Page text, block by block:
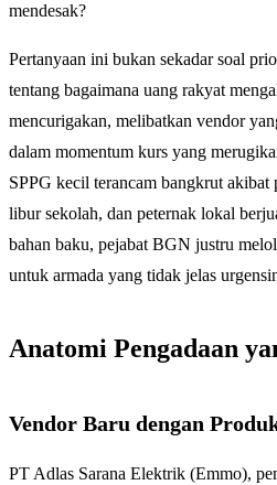
mendesak?
Pertanyaan ini bukan sekadar soal
tentang bagaimana uang rakyat
mencurigakan, melibatkan vendor
dalam momentum kurs yang
SPPG kecil terancam bangkrut akibat
libur sekolah, dan peternak lokal
bahan baku, pejabat BGN justru
untuk armada yang tidak jelas
Anatomi Pengadaan
Vendor Baru dengan
PT Adlas Sarana Elektrik (Emmo),